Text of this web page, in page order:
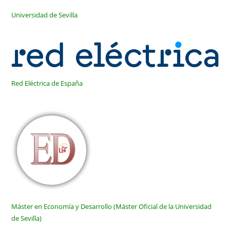
Universidad de Sevilla
Red Eléctrica de España
Máster en Economía y Desarrollo (Máster Oficial de la Universidad
de Sevilla)